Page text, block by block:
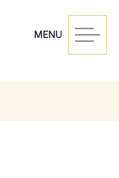
MENU